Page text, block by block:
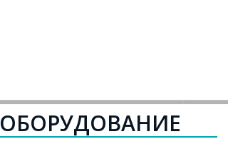
ОБОРУДОВАНИЕ